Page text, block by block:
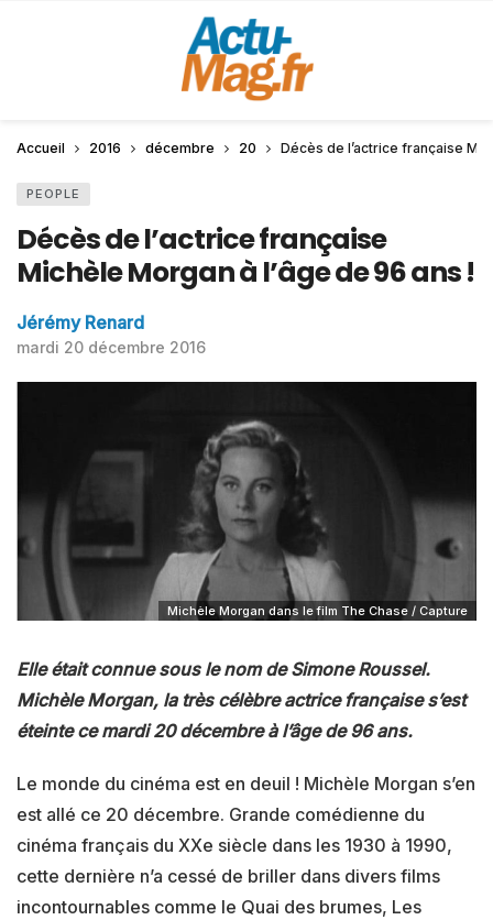
Accueil 2016 décembre 20 Décès de l’actrice française
PEOPLE
Décès de l’actrice française
Michèle Morgan à l’âge de 96 ans !
Jérémy Renard
mardi 20 décembre 2016
Michèle Morgan dans le film The Chase / Capture
Elle était connue sous le nom de Simone Roussel.
Michèle Morgan, la très célèbre actrice française s’est
éteinte ce mardi 20 décembre à l’âge de 96 ans.
Le monde du cinéma est en deuil ! Michèle Morgan s’en
est allé ce 20 décembre. Grande comédienne du
cinéma français du XXe siècle dans les 1930 à 1990,
cette dernière n’a cessé de briller dans divers films
incontournables comme le Quai des brumes, Les